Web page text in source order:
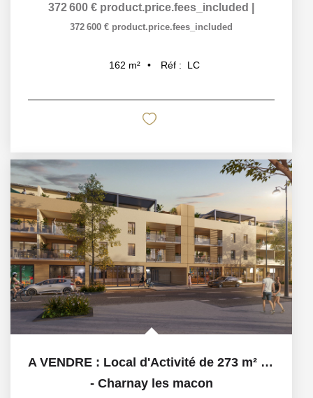
372 600 € product.price.fees_included
372 600 € product.price.fees_included
162 m² Réf : LC
A VENDRE : Local d'Activité de 273 m² . Emplacement...
- Charnay les macon